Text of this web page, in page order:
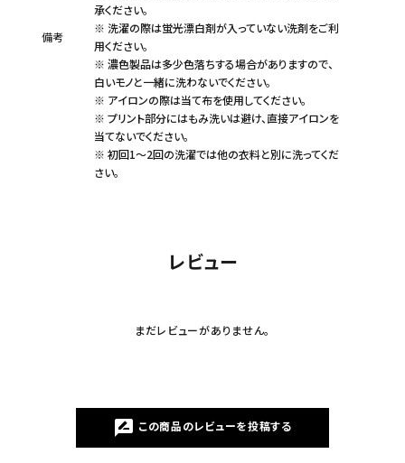
備考
承ください。
※ 洗濯の際は蛍光漂白剤が入っていない洗剤をご利
用ください。
※ 濃色製品は多少色落ちする場合がありますので、
白いモノと一緒に洗わないでください。
※ アイロンの際は当て布を使用してください。
※ プリント部分にはもみ洗いは避け、直接アイロンを
当てないでください。
※ 初回1～2回の洗濯では他の衣料と別に洗ってくだ
さい。
レビュー
まだレビューがありません。
rate_review この商品のレビューを投稿する